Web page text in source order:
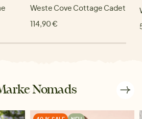
Weste Cove Cottage Cadet
114,90 €
Nomads